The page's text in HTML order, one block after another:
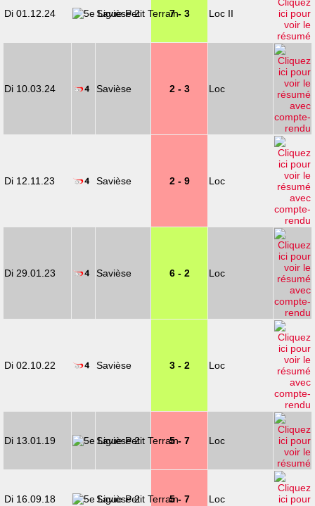
Di 01.12.24 Savièse 2 7 - 3 Loc II
Di 10.03.24 Savièse 2 - 3 Loc
Di 12.11.23 Savièse 2 - 9 Loc
Di 29.01.23 Savièse 6 - 2 Loc
Di 02.10.22 Savièse 3 - 2 Loc
Di 13.01.19 Savièse 2 5 - 7 Loc
Di 16.09.18 Savièse 2 5 - 7 Loc